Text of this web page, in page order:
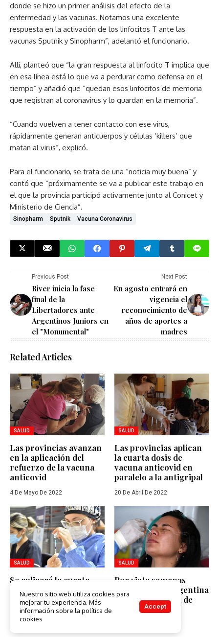
donde se hizo un primer análisis del efecto de la
enfermedad y las vacunas. Notamos una excelente
respuesta en la activación de los linfocitos T ante las
vacunas Sputnik y Sinopharm”, adelantó el funcionario.
Allí, planteó que “la gran respuesta al linfocito T implica que
en esa línea está lo que va a perdurar como defensa en el
tiempo” y añadió que “quedan esos linfocitos de memoria
que registran al coronavirus y lo guardan en la memoria”.
“Cuando vuelven a tener contacto con ese virus,
rápidamente generan anticuerpos y células ‘killers’ que
matan al virus”, explicó.
Para el funcionario, se trata de una “noticia muy buena” y
contó que “próximamente se va a publicar este trabajo en
el que la provincia participó activamente junto al Conicet y
Ministerio de Ciencia”.
Sinopharm Sputnik Vacuna Coronavirus
Previous Post
River inicia la fase
final de la
Libertadores ante
Argentinos Juniors en
el "Monumental"
Next Post
En agosto entrará en
vigencia el
reconocimiento de
años de aportes a
madres
Related Articles
SALUD
Las provincias avanzan
en la aplicación del
refuerzo de la vacuna
anticovid
4 De Mayo De 2022
SALUD
Las provincias aplican
la cuarta dosis de
vacuna anticovid en
paralelo a la antigripal
20 De Abril De 2022
SALUD
Se aplicará la cuarta
dosis para mayores de
50, grupos de riesgo y
docentes
SALUD
Por siete semanas
consecutivas, Argentina
registra una baja de
Nuestro sitio web utiliza cookies para
mejorar tu experiencia. Más
información sobre la política de
cookies
Accept